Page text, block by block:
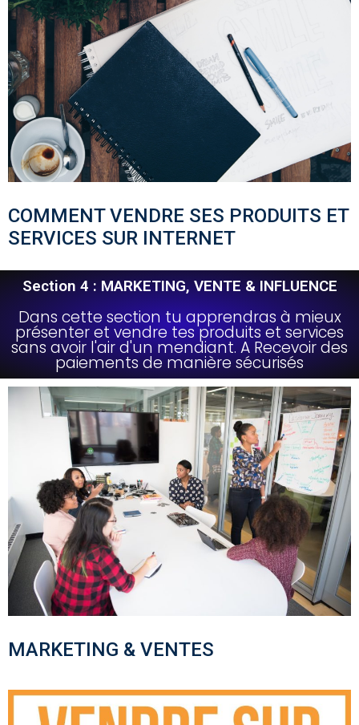
COMMENT VENDRE SES PRODUITS ET
SERVICES SUR INTERNET
Section 4 : MARKETING, VENTE & INFLUENCE
Dans cette section tu apprendras à mieux
présenter et vendre tes produits et services
sans avoir l'air d'un mendiant. A Recevoir des
paiements de manière sécurisés
MARKETING & VENTES